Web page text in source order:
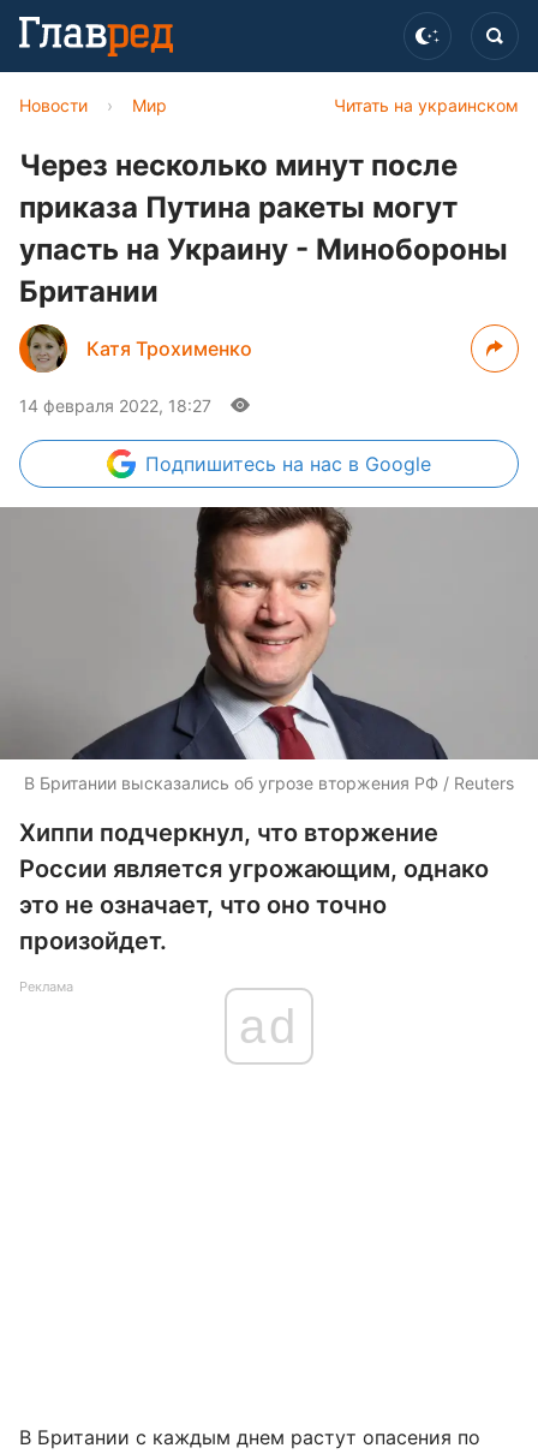
Читать на украинском
Новости › Мир
Через несколько минут после
приказа Путина ракеты могут
упасть на Украину - Минобороны
Британии
Катя Трохименко
14 февраля 2022, 18:27
Подпишитесь на нас в Google
В Британии высказались об угрозе вторжения РФ / Reuters
Хиппи подчеркнул, что вторжение
России является угрожающим, однако
это не означает, что оно точно
произойдет.
Реклама
ad
В Британии с каждым днем растут опасения по